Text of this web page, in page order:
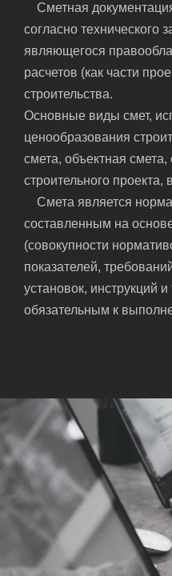
Сметная
согласно технического
являющегося
расчетов (как части
строительства.
Основные виды смет,
ценообразования
смета, объектная смета,
строительного проекта,
Смета является
составленным на
(совокупности
показателей,
установок, инструкций и
обязательным к